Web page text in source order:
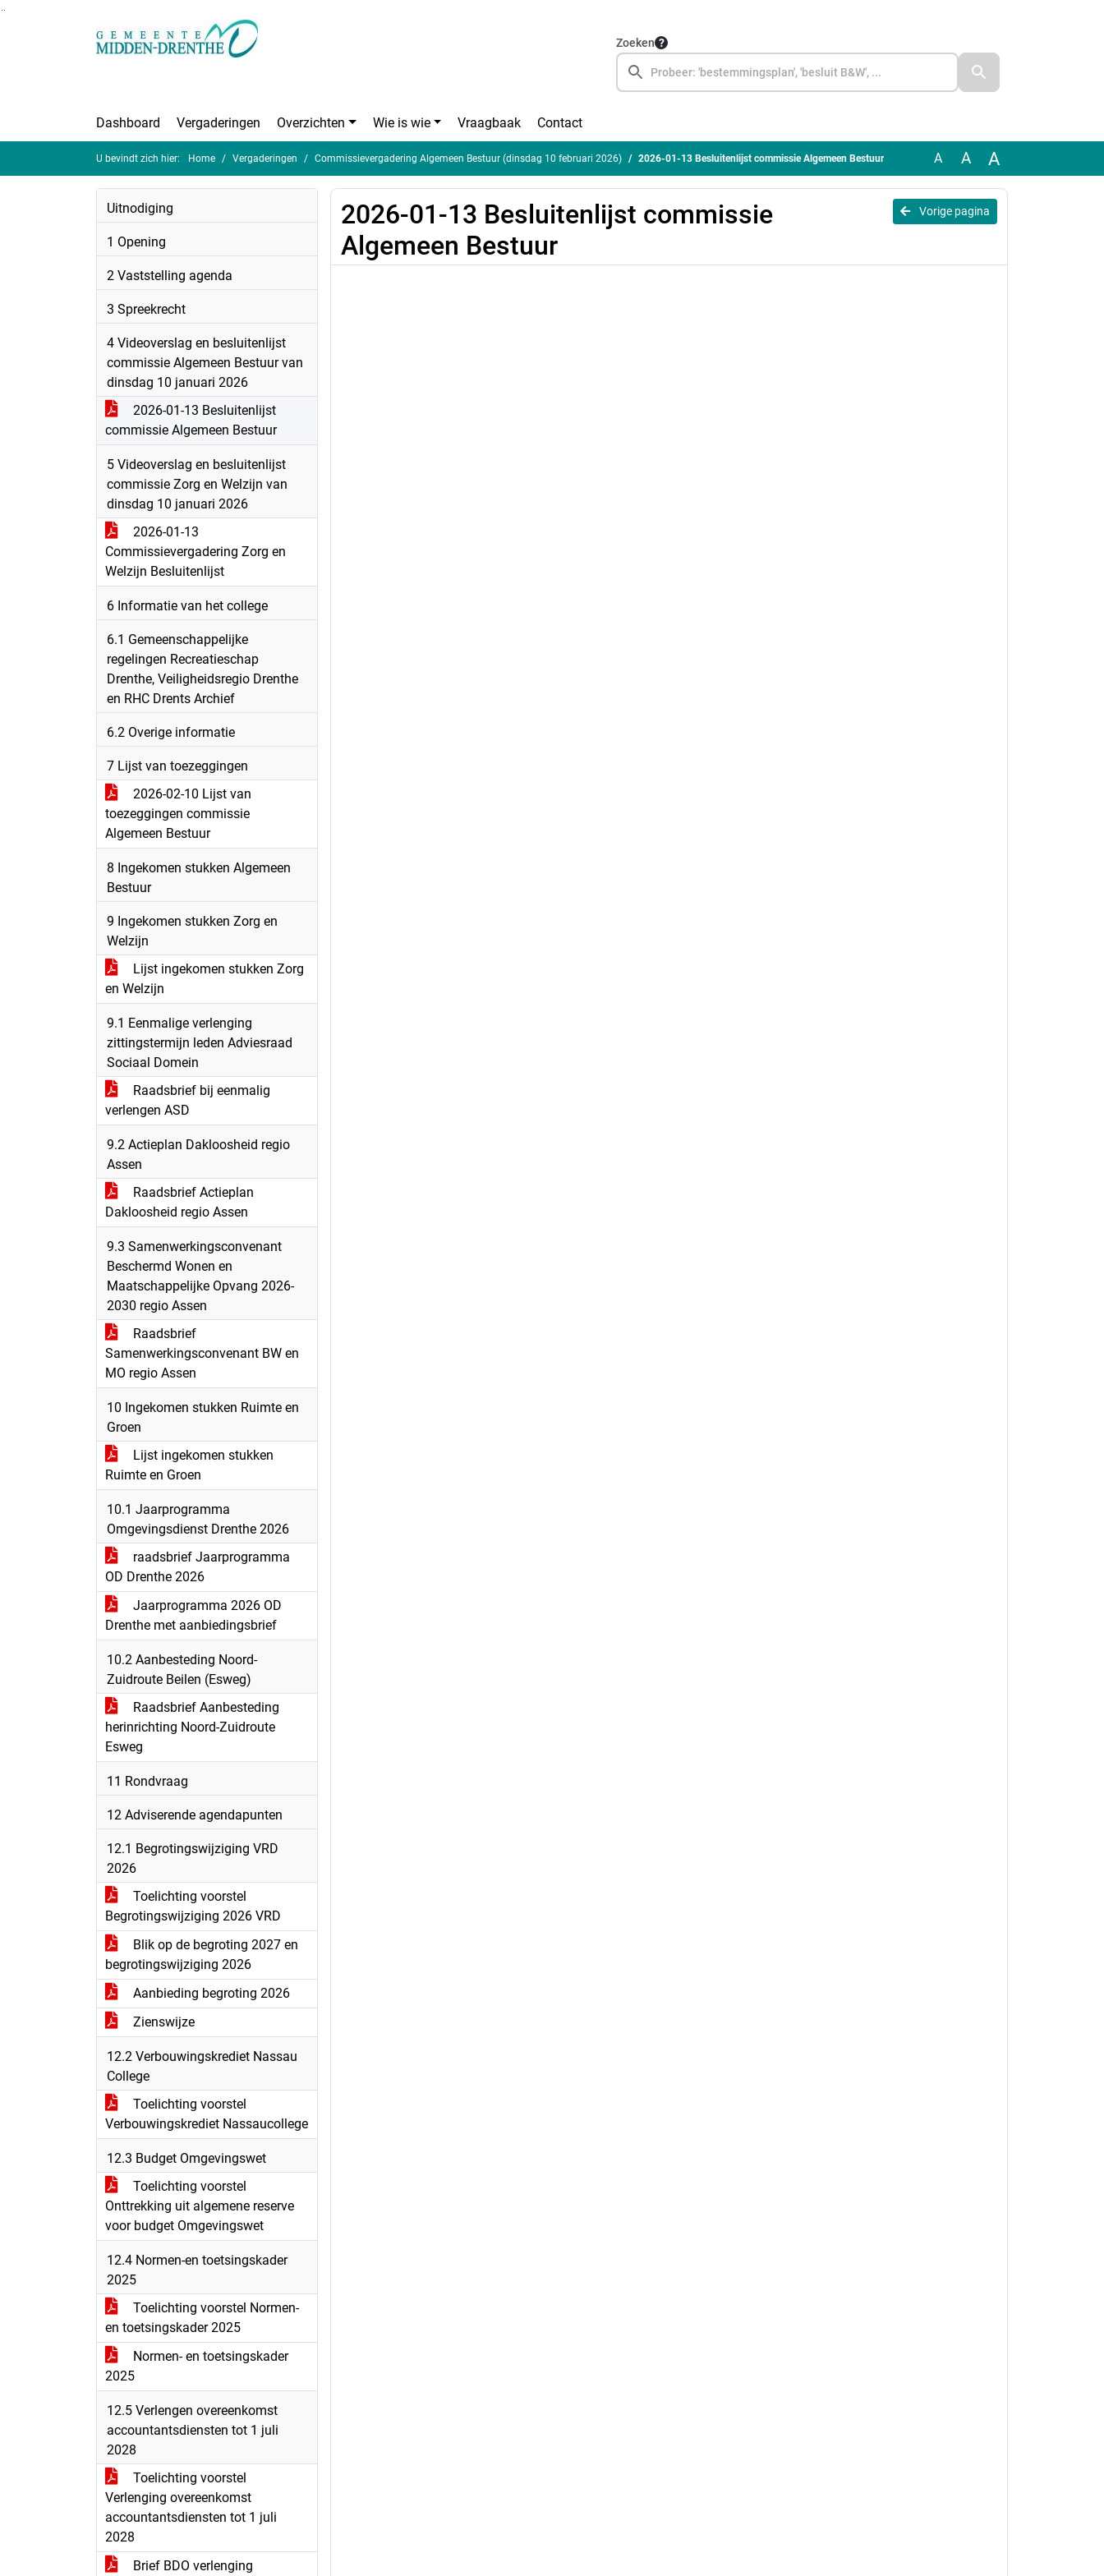
Zoeken
Dashboard Vergaderingen Overzichten Wie is wie Vraagbaak Contact
U bevindt zich hier: Home Vergaderingen Commissievergadering Algemeen Bestuur (dinsdag 10 februari 2026) 2026-01-13 Besluitenlijst commissie Algemeen Bestuur A A A
Uitnodiging
1 Opening
2 Vaststelling agenda
3 Spreekrecht
4 Videoverslag en besluitenlijst
commissie Algemeen Bestuur van
dinsdag 10 januari 2026
2026-01-13 Besluitenlijst
commissie Algemeen Bestuur
5 Videoverslag en besluitenlijst
commissie Zorg en Welzijn van
dinsdag 10 januari 2026
2026-01-13
Commissievergadering Zorg en
Welzijn Besluitenlijst
6 Informatie van het college
6.1 Gemeenschappelijke
regelingen Recreatieschap
Drenthe, Veiligheidsregio Drenthe
en RHC Drents Archief
6.2 Overige informatie
7 Lijst van toezeggingen
2026-02-10 Lijst van
toezeggingen commissie
Algemeen Bestuur
8 Ingekomen stukken Algemeen
Bestuur
9 Ingekomen stukken Zorg en
Welzijn
Lijst ingekomen stukken Zorg
en Welzijn
9.1 Eenmalige verlenging
zittingstermijn leden Adviesraad
Sociaal Domein
Raadsbrief bij eenmalig
verlengen ASD
9.2 Actieplan Dakloosheid regio
Assen
Raadsbrief Actieplan
Dakloosheid regio Assen
9.3 Samenwerkingsconvenant
Beschermd Wonen en
Maatschappelijke Opvang 2026-
2030 regio Assen
Raadsbrief
Samenwerkingsconvenant BW en
MO regio Assen
10 Ingekomen stukken Ruimte en
Groen
Lijst ingekomen stukken
Ruimte en Groen
10.1 Jaarprogramma
Omgevingsdienst Drenthe 2026
raadsbrief Jaarprogramma
OD Drenthe 2026
Jaarprogramma 2026 OD
Drenthe met aanbiedingsbrief
10.2 Aanbesteding Noord-
Zuidroute Beilen (Esweg)
Raadsbrief Aanbesteding
herinrichting Noord-Zuidroute
Esweg
11 Rondvraag
12 Adviserende agendapunten
12.1 Begrotingswijziging VRD
2026
Toelichting voorstel
Begrotingswijziging 2026 VRD
Blik op de begroting 2027 en
begrotingswijziging 2026
Aanbieding begroting 2026
Zienswijze
12.2 Verbouwingskrediet Nassau
College
Toelichting voorstel
Verbouwingskrediet Nassaucollege
12.3 Budget Omgevingswet
Toelichting voorstel
Onttrekking uit algemene reserve
voor budget Omgevingswet
12.4 Normen-en toetsingskader
2025
Toelichting voorstel Normen-
en toetsingskader 2025
Normen- en toetsingskader
2025
12.5 Verlengen overeenkomst
accountantsdiensten tot 1 juli
2028
Toelichting voorstel
Verlenging overeenkomst
accountantsdiensten tot 1 juli
2028
Brief BDO verlenging
Vorige pagina
2026-01-13 Besluitenlijst commissie
Algemeen Bestuur